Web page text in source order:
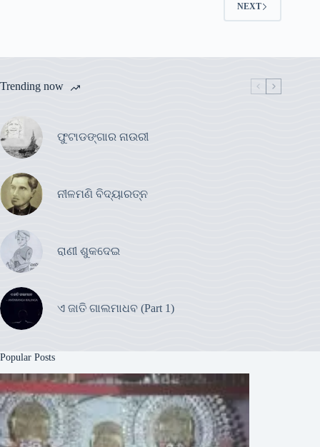
NEXT
Trending now
ଫୁଟାଡଙ୍ଗାର ନାଉରୀ
ନୀଳମଣି ବିଦ୍ୟାରତ୍ନ
ରାଣୀ ଶୁକଦେଇ
ଏ ଜାତି ଗାଲମାଧବ (Part 1)
Popular Posts